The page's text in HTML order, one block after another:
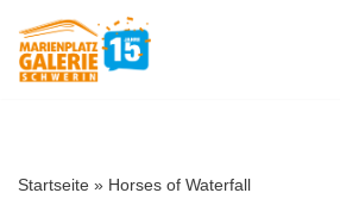
Zum
Startseite » Horses of Waterfall